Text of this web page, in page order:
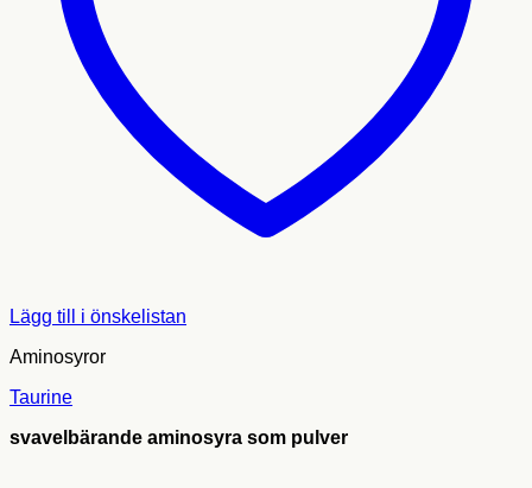
Lägg till i önskelistan
Aminosyror
Taurine
svavelbärande aminosyra som pulver